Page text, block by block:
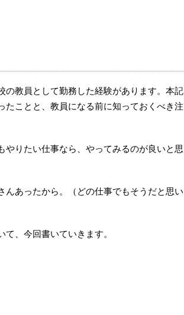
の教員として勤務した経験があります。本記
ことと、教員になる前に知っておくべき注
りたい仕事なら、やってみるのが良いと思
あったから。（どの仕事でもそうだと思い
、今回書いていきます。